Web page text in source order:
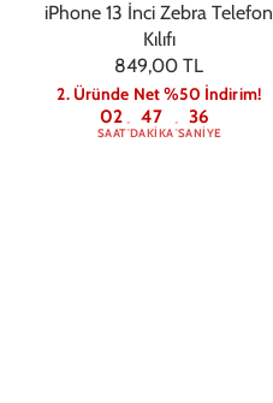
iPhone 13 İnci Zebra Telefon
Kılıfı
849,00 TL
2. Üründe Net %50 İndirim!
02
SAAT: 47
DAKIKA: 36
SANIYE